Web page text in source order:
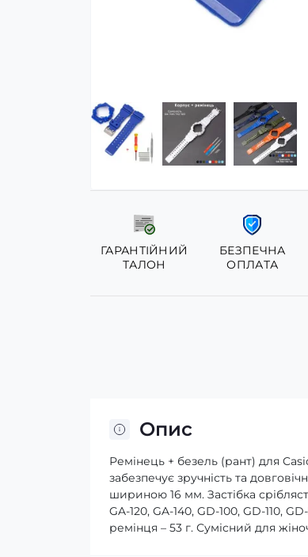
ГАРАНТІЙНИЙ
ТАЛОН
БЕЗПЕЧНА
ОПЛАТА
Опис
Ремінець + безель (рант) для
забезпечує зручність та
шириною 16 мм. Застібка
GA-120, GA-140, GD-100, GD-110,
ремінця – 53 г. Сумісний для